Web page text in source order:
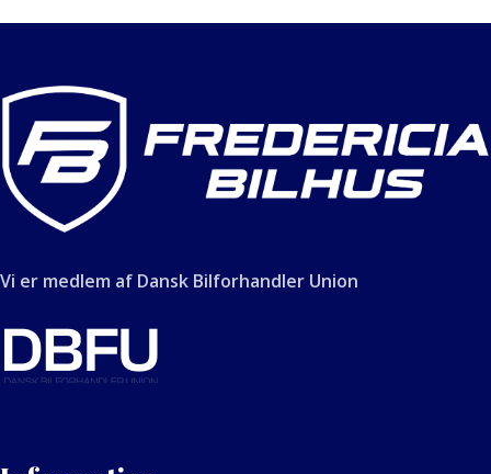
Vi er medlem af Dansk Bilforhandler Union